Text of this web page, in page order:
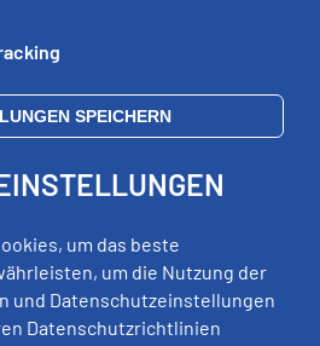
13:00 - 18:00 Uhr
Uhr
SPEICHERN
um das beste
um die Nutzung der
und Datenschutzeinstellungen
Datenschutzrichtlinien